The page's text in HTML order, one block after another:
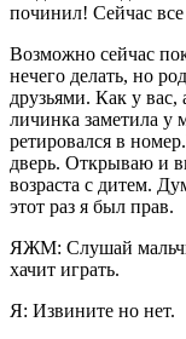
починил! Сейчас
Возможно сейчас
нечего делать, но
друзьями. Как у вас,
личинка заметила у
ретировался в
дверь. Открываю и
возраста с дитем.
этот раз я был прав.
ЯЖМ: Слушай
хачит играть.
Я: Извините но нет.